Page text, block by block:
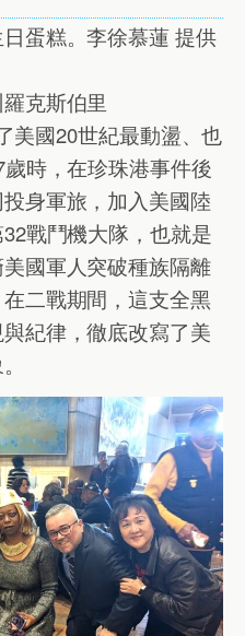
蛋糕。李徐慕蓮 提供
克斯伯里
美國20世紀最動盪、也
時，在珍珠港事件後
身軍旅，加入美國陸
戰鬥機大隊，也就是
國軍人突破種族隔離
二戰期間，這支全黑
紀律，徹底改寫了美